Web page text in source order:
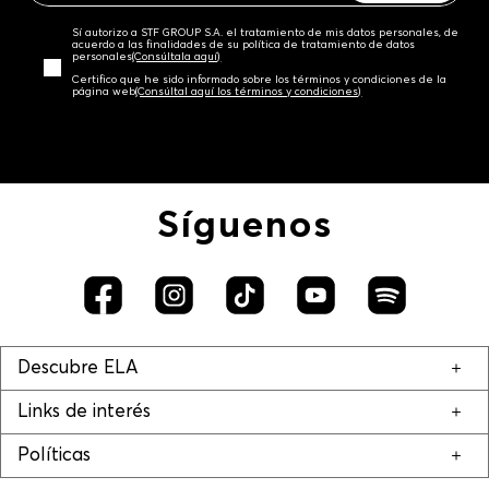
Sí autorizo a STF GROUP S.A. el tratamiento de mis datos personales, de
acuerdo a las finalidades de su política de tratamiento de datos
personales‎(Consúltala aquí)
Certifico que he sido informado sobre los términos y condiciones de la
página web‎(Consúltal aquí los términos y condiciones)
Síguenos
Descubre ELA
Links de interés
Políticas